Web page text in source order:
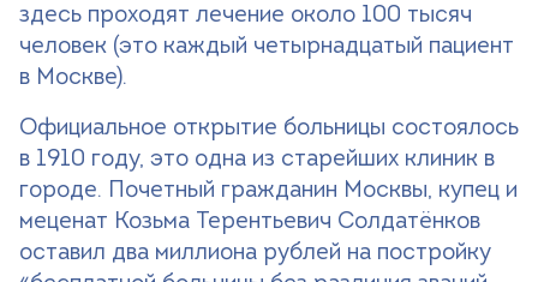
+7 (499) 490-03-03
+7 (800) 600-31-41
8:00-20:00 будни
8:00-18:00 выходные
Записаться на прием
здесь проходят лечение около 100 тысяч
человек (это каждый четырнадцатый пациент
в Москве).
Официальное открытие больницы состоялось
в 1910 году, это одна из старейших клиник в
городе. Почетный гражданин Москвы, купец и
меценат Козьма Терентьевич Солдатёнков
оставил два миллиона рублей на постройку